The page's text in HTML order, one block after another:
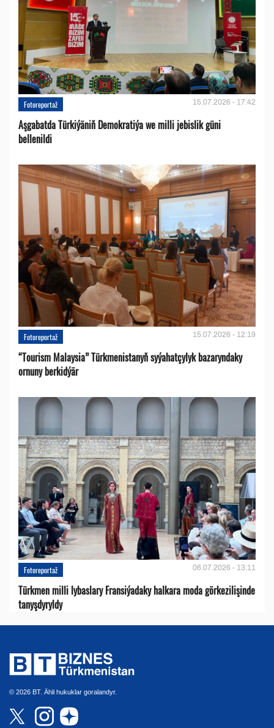
Fotoreportaž 15.07.2026 - 17:42
Aşgabatda Türkiýäniň Demokratiýa we milli jebislik güni
bellenildi
Fotoreportaž 15.07.2026 - 12:19
“Tourism Malaysia” Türkmenistanyň syýahatçylyk bazaryndaky
ornuny berkidýär
Fotoreportaž 06.07.2026 - 13:11
Türkmen milli lybaslary Fransiýadaky halkara moda görkezilişinde
tanyşdyryldy
© 2026 BT. Ähli hukuklar goralandyr.